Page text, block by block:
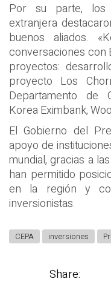
Por su parte, los
extranjera
buenos aliados.
conversaciones con
proyectos:
proyecto Los
Departamento de
Korea Eximbank,
El Gobierno del
apoyo de
mundial, gracias a
han permitido
en la región y
inversionistas.
CEPA inversiones
Share: